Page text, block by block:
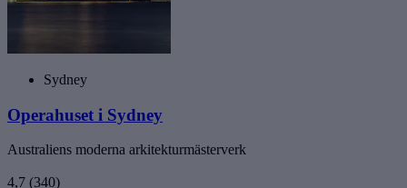
Sydney
Operahuset i Sydney
Australiens moderna arkitekturmästerverk
4,7 (340)